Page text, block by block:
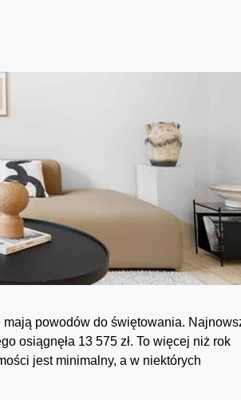
mają powodów do świętowania.
osiągnęła 13 575 zł. To więcej niż rok
jest minimalny, a w niektórych